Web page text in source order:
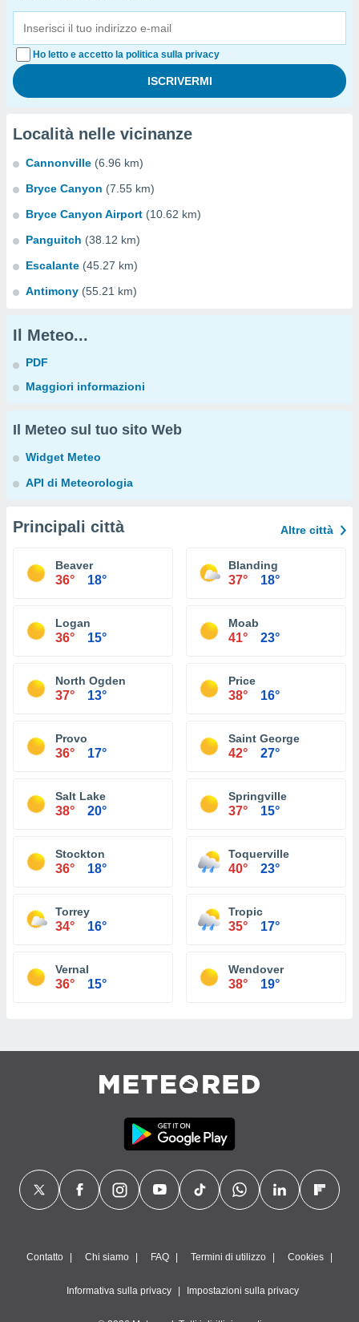
Ho letto e accetto la politica sulla privacy
Località nelle vicinanze
Cannonville (6.96 km)
Bryce Canyon (7.55 km)
Bryce Canyon Airport (10.62 km)
Panguitch (38.12 km)
Escalante (45.27 km)
Antimony (55.21 km)
Il Meteo...
PDF
Maggiori informazioni
Il Meteo sul tuo sito Web
Widget Meteo
API di Meteorologia
Principali città Altre città
Beaver
36° 18°
Blanding
37° 18°
Logan
36° 15°
Moab
41° 23°
North Ogden
37° 13°
Price
38° 16°
Provo
36° 17°
Saint George
42° 27°
Salt Lake
38° 20°
Springville
37° 15°
Stockton
36° 18°
Toquerville
40° 23°
Torrey
34° 16°
Tropic
35° 17°
Vernal
36° 15°
Wendover
38° 19°
Contatto Chi siamo FAQ Termini di utilizzo Cookies
Informativa sulla privacy Impostazioni sulla privacy